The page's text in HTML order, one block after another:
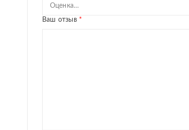
Ваш отзыв *